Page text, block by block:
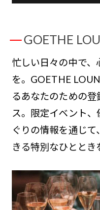
GOETHE
忙しい日々の中で
を。GOETHE
るあなたのための
ス。限定イベント
ぐりの情報を通じ
きる特別なひととき